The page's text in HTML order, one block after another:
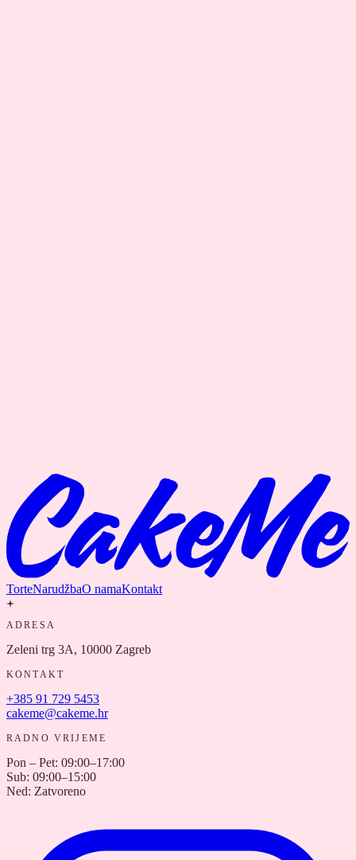
TorteNarudžbaO namaKontakt
ADRESA
Zeleni trg 3A, 10000 Zagreb
KONTAKT
+385 91 729 5453
cakeme@cakeme.hr
RADNO VRIJEME
Pon – Pet: 09:00–17:00
Sub: 09:00–15:00
Ned: Zatvoreno